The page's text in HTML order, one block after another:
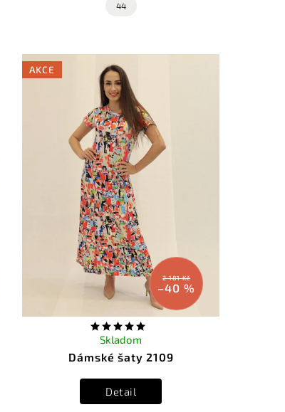
44
AKCE
2 181 Kč
–40 %
Dámské šaty 2109
Skladom
Detail